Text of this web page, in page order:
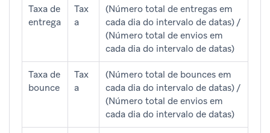
Taxa de
entrega
Tax
a
(Número total de entregas em
cada dia do intervalo de datas) /
(Número total de envios em
cada dia do intervalo de datas)
Taxa de
bounce
Tax
a
(Número total de bounces em
cada dia do intervalo de datas) /
(Número total de envios em
cada dia do intervalo de datas)